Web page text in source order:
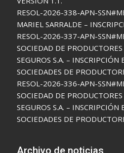
RESOL-2026-338-APN-
MARIEL SARRALDE –
RESOL-2026-337-APN-
SOCIEDAD DE PRODUCTORES
SEGUROS S.A. – INSCRIPCIÓN
SOCIEDADES DE
RESOL-2026-336-APN-
SOCIEDAD DE PRODUCTORES
SEGUROS S.A. – INSCRIPCIÓN
SOCIEDADES DE
Archivo de noticias